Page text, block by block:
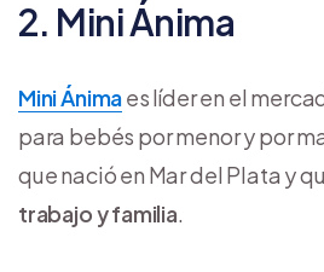
2. Mini Ánima
Mini Ánimaes líder en el
para bebés por menor y por
que nació en Mar del Plata y
trabajo y familia.